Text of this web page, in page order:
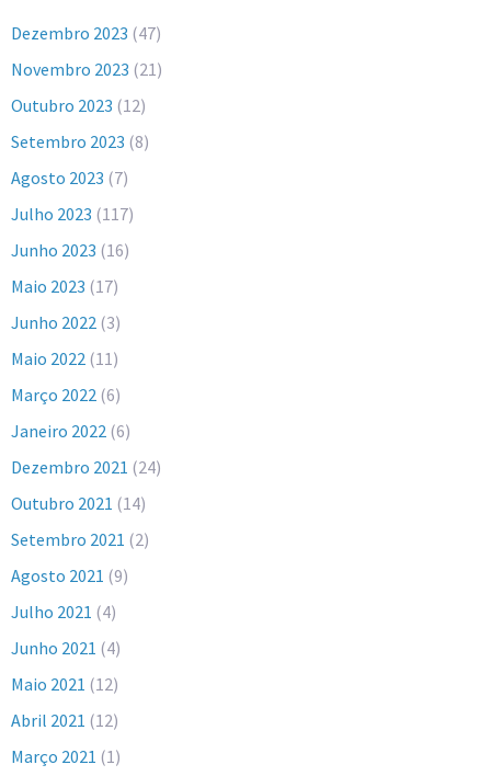
Dezembro 2023 (47)
Novembro 2023 (21)
Outubro 2023 (12)
Setembro 2023 (8)
Agosto 2023 (7)
Julho 2023 (117)
Junho 2023 (16)
Maio 2023 (17)
Junho 2022 (3)
Maio 2022 (11)
Março 2022 (6)
Janeiro 2022 (6)
Dezembro 2021 (24)
Outubro 2021 (14)
Setembro 2021 (2)
Agosto 2021 (9)
Julho 2021 (4)
Junho 2021 (4)
Maio 2021 (12)
Abril 2021 (12)
Março 2021 (1)